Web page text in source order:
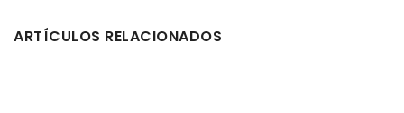
ARTÍCULOS RELACIONADOS